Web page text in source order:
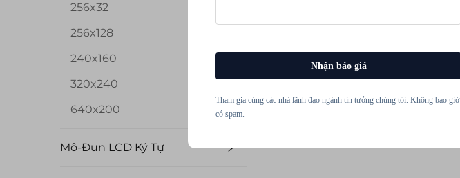
256x32
256x128
240x160
320x240
640x200
Mô-Đun LCD Ký Tự
Mô-đun Màn Hình Hiển Thị
Nhận báo giá
Tham gia cùng các nhà lãnh đạo ngành tin tưởng chúng tôi. Không bao giờ
có spam.